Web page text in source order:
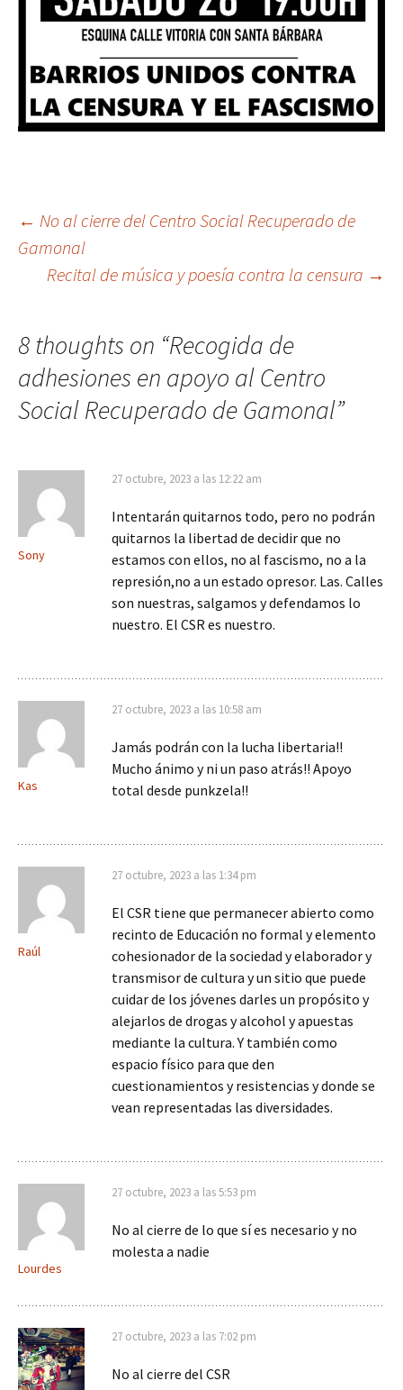
Post
navigation
← No al cierre del Centro Social Recuperado de
Gamonal
Recital de música y poesía contra la censura →
8 thoughts on “Recogida de
adhesiones en apoyo al Centro
Social Recuperado de Gamonal”
Sony
27 octubre, 2023 a las 12:22 am
Intentarán quitarnos todo, pero no podrán
quitarnos la libertad de decidir que no
estamos con ellos, no al fascismo, no a la
represión,no a un estado opresor. Las. Calles
son nuestras, salgamos y defendamos lo
nuestro. El CSR es nuestro.
Kas
27 octubre, 2023 a las 10:58 am
Jamás podrán con la lucha libertaria!!
Mucho ánimo y ni un paso atrás!! Apoyo
total desde punkzela!!
Raúl
27 octubre, 2023 a las 1:34 pm
El CSR tiene que permanecer abierto como
recinto de Educación no formal y elemento
cohesionador de la sociedad y elaborador y
transmisor de cultura y un sitio que puede
cuidar de los jóvenes darles un propósito y
alejarlos de drogas y alcohol y apuestas
mediante la cultura. Y también como
espacio físico para que den
cuestionamientos y resistencias y donde se
vean representadas las diversidades.
Lourdes
27 octubre, 2023 a las 5:53 pm
No al cierre de lo que sí es necesario y no
molesta a nadie
27 octubre, 2023 a las 7:02 pm
No al cierre del CSR